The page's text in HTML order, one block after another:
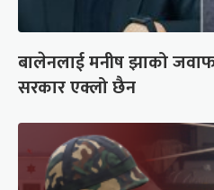
बालेनलाई मनीष झाको
सरकार एक्लो छैन